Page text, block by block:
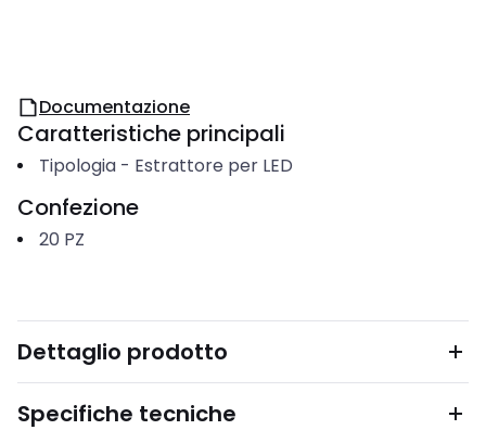
Documentazione
Caratteristiche principali
Tipologia- Estrattore per LED
Confezione
20 PZ
Dettaglio prodotto
Specifiche tecniche